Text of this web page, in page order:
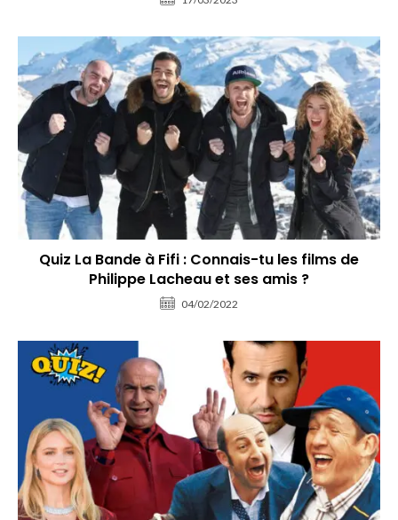
Quiz La Bande à Fifi : Connais-tu les films de
Philippe Lacheau et ses amis ?
04/02/2022